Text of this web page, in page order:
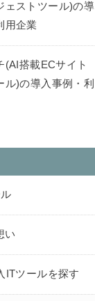
ェストツール)の導
用企業
(AI搭載ECサイト
ル)の導入事例・利
い
ITツールを探す